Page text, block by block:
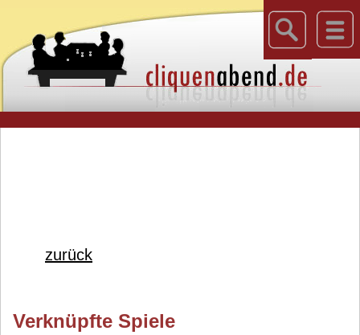
zurück
Verknüpfte Spiele